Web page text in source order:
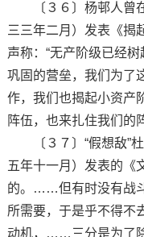
〔３６〕杨邨人曾在
三三年二月）发表《揭
声称：“无产阶级已经
巩固的营垒，我们为了
作，我们也揭起小资产
阵伍，也来扎住我们的
〔３７〕“假想敌”杜
五年十一月）发表的《
的。……但有时没有战斗
所需要，于是乎不得不
动机，……三分是为了